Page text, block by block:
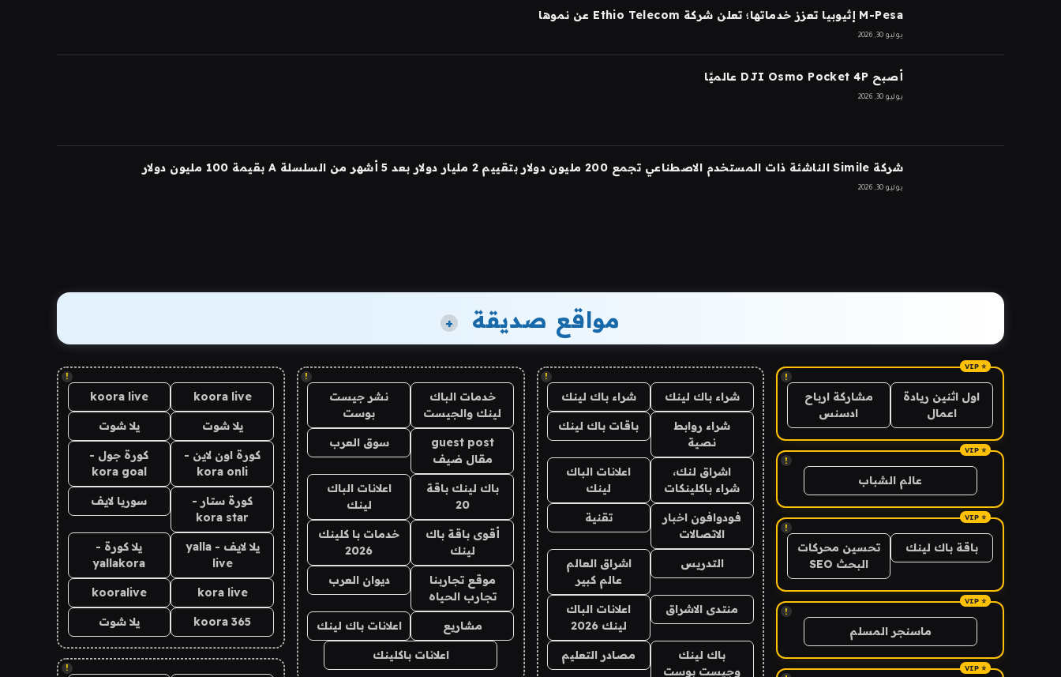
M-Pesa إثيوبيا تعزز خدماتها؛ تعلن شركة Ethio Telecom عن نموها
يوليو 30, 2026
أصبح DJI Osmo Pocket 4P عالميًا
يوليو 30, 2026
شركة Simile الناشئة ذات المستخدم الاصطناعي تجمع 200 مليون دولار بتقييم 2 مليار دولار بعد 5 أشهر من السلسلة A بقيمة 100 مليون دولار
يوليو 30, 2026
مواقع صديقة +
!
اول اثنين ريادة
اعمال
مشاركة ارباح
ادسنس
!
عالم الشباب
!
باقة باك لينك
تحسين محركات
البحث SEO
!
ماسنجر المسلم
!
شراء باك لينك شراء باك لينك
شراء روابط
نصية
باقات باك لينك
اشراق لنك،
شراء باكلينكات
اعلانات الباك
لينك
فودوافون اخبار
الاتصالات
تقنية
التدريس
اشراق العالم
عالم كبير
منتدى الاشراق
اعلانات الباك
لينك 2026
باك لينك
وجيست بوست
مصادر التعليم
!
خدمات الباك
لينك والجيست
نشر جيست
بوست
guest post
مقال ضيف
سوق العرب
باك لينك باقة
20
اعلانات الباك
لينك
أقوى باقة باك
لينك
خدمات با كلينك
2026
موقع تجاربنا
تجارب الحياه
ديوان العرب
مشاريع اعلانات باك لينك
اعلانات باكلينك
!
koora live
koora live
يلا شوت يلا شوت
كورة اون لاين -
kora onli
كورة جول -
kora goal
كورة ستار -
kora star
سوريا لايف
يلا لايف - yalla
live
يلا كورة -
yallakora
kora live
kooralive
koora 365 يلا شوت
!